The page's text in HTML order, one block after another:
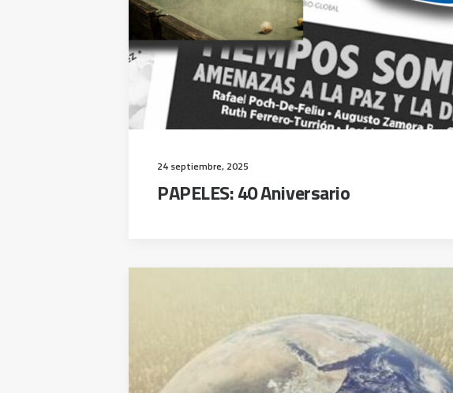
24 septiembre, 2025
PAPELES: 40 Aniversario